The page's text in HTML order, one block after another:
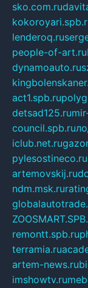
sko.com.ru
lenderoq.ru
people-of-art.ru
dynamoauto.ru
act1.spb.ru
detsad125.ru
council.spb.ru
iclub.net.ru
pylesostineco.ru
artemovskij.ru
ndm.msk.ru
remontt.spb.ru
terramia.ru
artem-news.ru
imshowtv.ru